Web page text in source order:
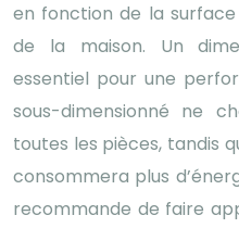
en fonction de la
de la maison. Un
essentiel pour une
sous-dimensionné ne
toutes les pièces, tandis
consommera plus
recommande de faire